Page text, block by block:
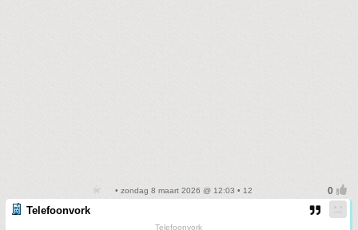
• zondag 8 maart 2026 @ 12:03 • 12
Telefoonvork
Telefoonvork